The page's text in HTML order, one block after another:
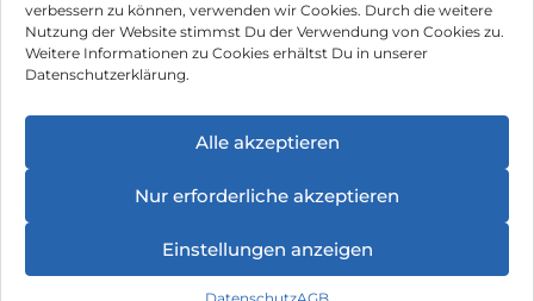
verbessern zu können, verwenden wir Cookies. Durch die weitere
Nutzung der Website stimmst Du der Verwendung von Cookies zu.
Weitere Informationen zu Cookies erhältst Du in unserer
Datenschutzerklärung.
Alle akzeptieren
Nur erforderliche akzeptieren
Einstellungen anzeigen
Impressum
Hinweis zur Batterieentsorgung
Newsletter